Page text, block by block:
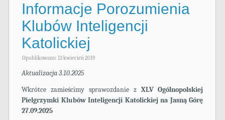
Informacje Porozumienia
Klubów Inteligencji
Katolickiej
Opublikowano: 13 kwiecień 2019
Aktualizacja 3.10.2025
Wkrótce zamieścimy sprawozdanie z XLV Ogólnopolskiej
Pielgrzymki Klubów Inteligencji Katolickiej na Jasną Górę
27.09.2025